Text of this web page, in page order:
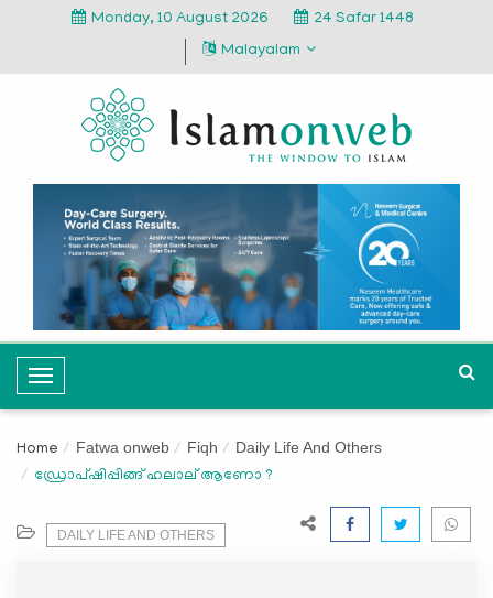
Monday, 10 August 2026
24 Safar 1448
Malayalam
T
o
g
l
Home Fatwa onweb Fiqh Daily Life And Others
ഡ്രോപ്ഷിപ്പിങ്ങ് ഹലാല് ആണോ ?
DAILY LIFE AND OTHERS